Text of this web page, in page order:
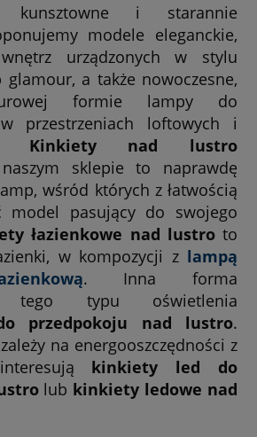
kunsztowne i starannie
modele eleganckie,
urządzonych w stylu
glamour, a także nowoczesne,
formie lampy do
przestrzeniach loftowych i
Kinkiety nad lustro
sklepie to naprawdę
wśród których z łatwością
model pasujący do swojego
łazienkowe nad lustroto
w kompozycji z lampą
. Inna forma
tego typu oświetlenia
przedpokoju nad lustro.
na energooszczędności z
kinkiety led do
lub kinkiety ledowe nad